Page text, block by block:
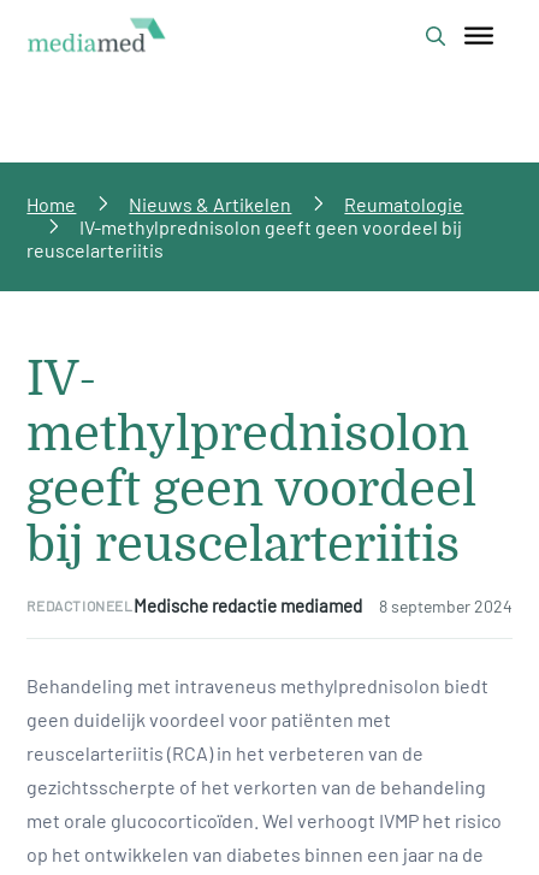
Home Nieuws & Artikelen
Reumatologie
IV-methylprednisolon geeft geen voordeel bij
reuscelarteriitis
IV-
methylprednisolon
geeft geen voordeel
bij reuscelarteriitis
REDACTIONEEL Medische redactie mediamed 8 september 2024
Behandeling met intraveneus methylprednisolon biedt
geen duidelijk voordeel voor patiënten met
reuscelarteriitis (RCA) in het verbeteren van de
gezichtsscherpte of het verkorten van de behandeling
met orale glucocorticoïden. Wel verhoogt IVMP het risico
op het ontwikkelen van diabetes binnen een jaar na de